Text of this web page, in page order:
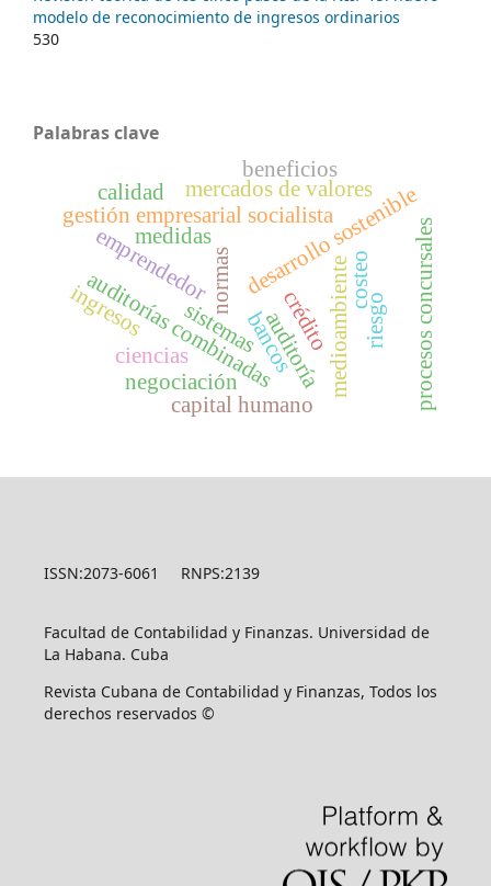
modelo de reconocimiento de ingresos ordinarios
530
Palabras clave
auditorías combinadas
sistemas
normas
bancos
desarrollo sostenible
medioambiente
gestión empresarial socialista
procesos concursales
mercados de valores
negociación
emprendedor
calidad
ciencias
ingresos
beneficios
medidas
costeo
crédito riesgo
auditoría
capital humano
ISSN:2073-6061 RNPS:2139
Facultad de Contabilidad y Finanzas. Universidad de
La Habana. Cuba
Revista Cubana de Contabilidad y Finanzas, Todos los
derechos reservados ©